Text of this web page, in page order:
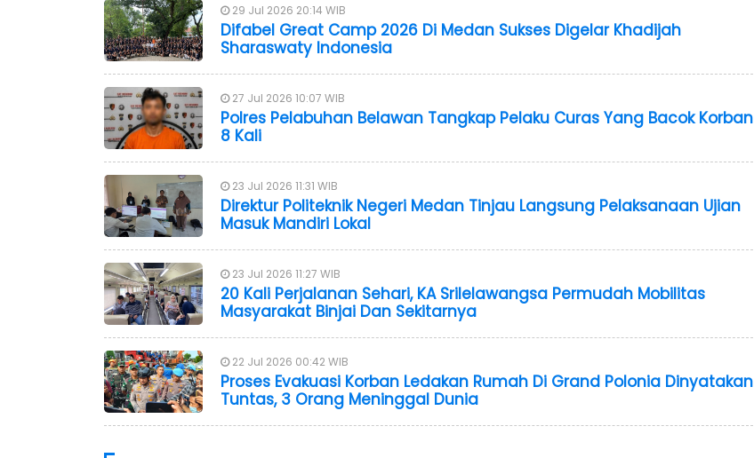
29 Jul 2026 20:14 WIB
Difabel Great Camp 2026 Di Medan Sukses Digelar Khadijah
Sharaswaty Indonesia
27 Jul 2026 10:07 WIB
Polres Pelabuhan Belawan Tangkap Pelaku Curas Yang Bacok Korban
8 Kali
23 Jul 2026 11:31 WIB
Direktur Politeknik Negeri Medan Tinjau Langsung Pelaksanaan Ujian
Masuk Mandiri Lokal
23 Jul 2026 11:27 WIB
20 Kali Perjalanan Sehari, KA Srilelawangsa Permudah Mobilitas
Masyarakat Binjai Dan Sekitarnya
22 Jul 2026 00:42 WIB
Proses Evakuasi Korban Ledakan Rumah Di Grand Polonia Dinyatakan
Tuntas, 3 Orang Meninggal Dunia